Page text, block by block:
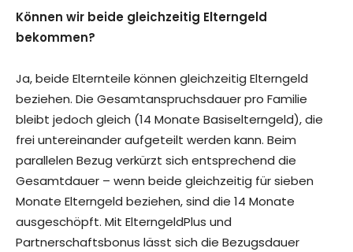
Können wir beide gleichzeitig Elterngeld
bekommen?
Ja, beide Elternteile können gleichzeitig Elterngeld
beziehen. Die Gesamtanspruchsdauer pro Familie
bleibt jedoch gleich (14 Monate Basiselterngeld), die
frei untereinander aufgeteilt werden kann. Beim
parallelen Bezug verkürzt sich entsprechend die
Gesamtdauer – wenn beide gleichzeitig für sieben
Monate Elterngeld beziehen, sind die 14 Monate
ausgeschöpft. Mit ElterngeldPlus und
Partnerschaftsbonus lässt sich die Bezugsdauer